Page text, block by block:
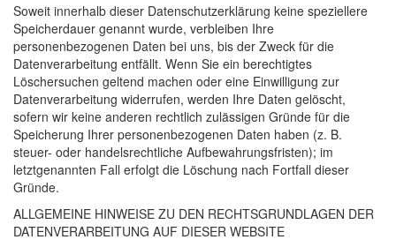
Soweit innerhalb dieser Datenschutzerklärung keine speziellere
Speicherdauer genannt wurde, verbleiben Ihre
personenbezogenen Daten bei uns, bis der Zweck für die
Datenverarbeitung entfällt. Wenn Sie ein berechtigtes
Löschersuchen geltend machen oder eine Einwilligung zur
Datenverarbeitung widerrufen, werden Ihre Daten gelöscht,
sofern wir keine anderen rechtlich zulässigen Gründe für die
Speicherung Ihrer personenbezogenen Daten haben (z. B.
steuer- oder handelsrechtliche Aufbewahrungsfristen); im
letztgenannten Fall erfolgt die Löschung nach Fortfall dieser
Gründe.
ALLGEMEINE HINWEISE ZU DEN RECHTSGRUNDLAGEN DER
DATENVERARBEITUNG AUF DIESER WEBSITE